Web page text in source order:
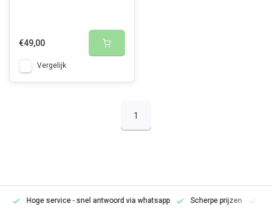
€49,00
Vergelijk
1
Hoge service- snel antwoord via whatsapp Scherpe prijzen